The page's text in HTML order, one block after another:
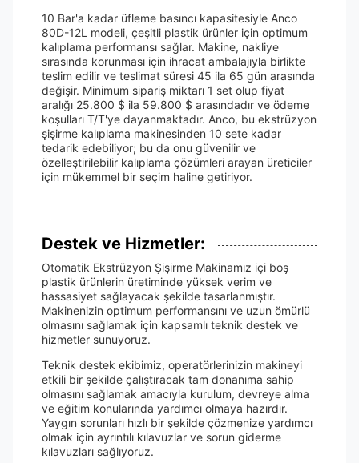
10 Bar'a kadar üfleme basıncı kapasitesiyle Anco
80D-12L modeli, çeşitli plastik ürünler için optimum
kalıplama performansı sağlar. Makine, nakliye
sırasında korunması için ihracat ambalajıyla birlikte
teslim edilir ve teslimat süresi 45 ila 65 gün arasında
değişir. Minimum sipariş miktarı 1 set olup fiyat
aralığı 25.800 $ ila 59.800 $ arasındadır ve ödeme
koşulları T/T'ye dayanmaktadır. Anco, bu ekstrüzyon
şişirme kalıplama makinesinden 10 sete kadar
tedarik edebiliyor; bu da onu güvenilir ve
özelleştirilebilir kalıplama çözümleri arayan üreticiler
için mükemmel bir seçim haline getiriyor.
Destek ve Hizmetler:
Otomatik Ekstrüzyon Şişirme Makinamız içi boş
plastik ürünlerin üretiminde yüksek verim ve
hassasiyet sağlayacak şekilde tasarlanmıştır.
Makinenizin optimum performansını ve uzun ömürlü
olmasını sağlamak için kapsamlı teknik destek ve
hizmetler sunuyoruz.
Teknik destek ekibimiz, operatörlerinizin makineyi
etkili bir şekilde çalıştıracak tam donanıma sahip
olmasını sağlamak amacıyla kurulum, devreye alma
ve eğitim konularında yardımcı olmaya hazırdır.
Yaygın sorunları hızlı bir şekilde çözmenize yardımcı
olmak için ayrıntılı kılavuzlar ve sorun giderme
kılavuzları sağlıyoruz.